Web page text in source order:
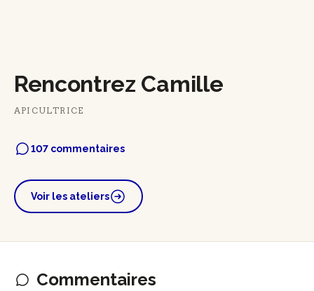
Rencontrez Camille
APICULTRICE
107 commentaires
Voir les ateliers
Commentaires